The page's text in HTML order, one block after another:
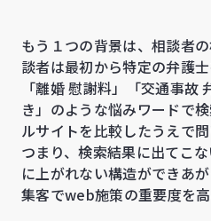
もう１つの背景は、相談者
談者は最初から特定の弁護
「離婚 慰謝料」「交通事故
き」のような悩みワードで
ルサイトを比較したうえで問
つまり、検索結果に出てこ
に上がれない構造ができあ
集客でweb施策の重要度を高